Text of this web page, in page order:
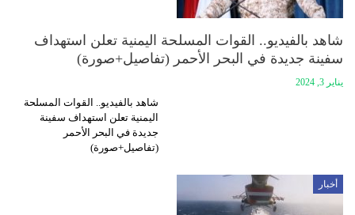
شاهد بالفيديو.. القوات المسلحة اليمنية تعلن استهداف
سفينة جديدة في البحر الأحمر (تفاصيل+صورة)
يناير 3, 2024
شاهد بالفيديو.. القوات المسلحة
اليمنية تعلن استهداف سفينة
جديدة في البحر الأحمر
(تفاصيل+صورة)
أخبار